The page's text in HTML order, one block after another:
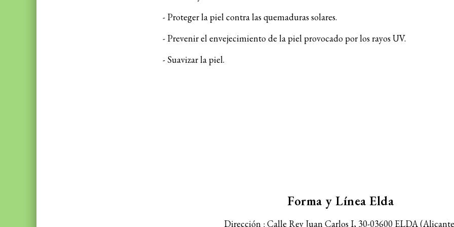
- Proteger la piel contra las quemaduras solares.
- Prevenir el envejecimiento de la piel provocado por los rayos UV.
- Suavizar la piel.
Forma y Línea Elda
Dirección : Calle Rey Juan Carlos I, 30-03600 ELDA